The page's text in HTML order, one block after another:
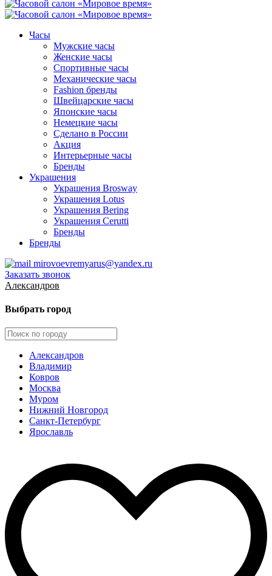
Часы
Мужские часы
Женские часы
Спортивные часы
Механические часы
Fashion бренды
Швейцарские часы
Японские часы
Немецкие часы
Сделано в России
Акция
Интерьерные часы
Бренды
Украшения
Украшения Brosway
Украшения Lotus
Украшения Bering
Украшения Cerutti
Бренды
Бренды
mirovoevremyarus@yandex.ru
Заказать звонок
Александров
Выбрать город
Александров
Владимир
Ковров
Москва
Муром
Нижний Новгород
Санкт-Петербург
Ярославль